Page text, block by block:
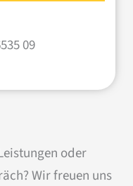
09
oder
Wir freuen uns